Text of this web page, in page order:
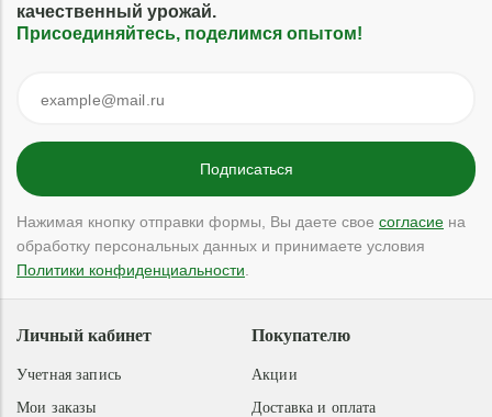
качественный урожай.
Присоединяйтесь, поделимся опытом!
Нажимая кнопку отправки формы, Вы даете свое согласие на
обработку персональных данных и принимаете условия
Политики конфиденциальности
Покупателю
Акции
Доставка и оплата
Личный кабинет
Учетная запись
Мои заказы